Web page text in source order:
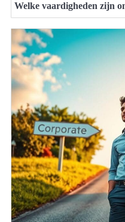
Welke vaardigheden zijn